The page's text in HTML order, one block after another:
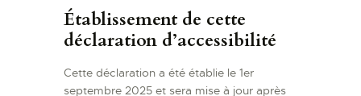
Établissement de cette
déclaration d’accessibilité
Cette déclaration a été établie le 1er
septembre 2025 et sera mise à jour après